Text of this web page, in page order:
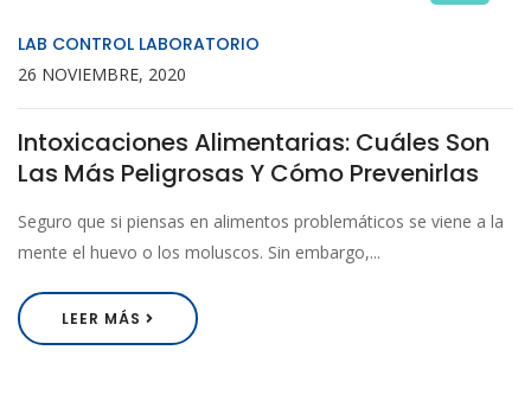
LAB CONTROL LABORATORIO
26 NOVIEMBRE, 2020
Intoxicaciones Alimentarias: Cuáles Son
Las Más Peligrosas Y Cómo Prevenirlas
Seguro que si piensas en alimentos problemáticos se viene a la
mente el huevo o los moluscos. Sin embargo,...
LEER MÁS